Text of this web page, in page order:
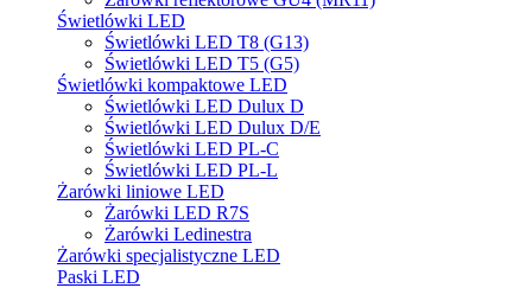
Świetlówki LED
Świetlówki LED T8 (G13)
Świetlówki LED T5 (G5)
Świetlówki kompaktowe LED
Świetlówki LED Dulux D
Świetlówki LED Dulux D/E
Świetlówki LED PL-C
Świetlówki LED PL-L
Żarówki liniowe LED
Żarówki LED R7S
Żarówki Ledinestra
Żarówki specjalistyczne LED
Paski LED